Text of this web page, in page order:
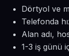
Dörtyol ve
Telefonda
Alan adı,
1-3 iş günü